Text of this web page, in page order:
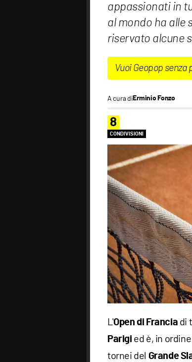
appassionati in
al mondo ha alle
riservato alcune
Vuoi Geopop
A cura diErminio Fonzo
8
CONDIVISIONI
L'Open di Francia di
Parigi ed è, in
tornei del Grande